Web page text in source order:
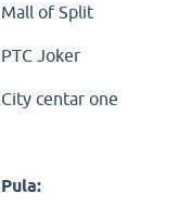
Mall of Split
PTC Joker
City centar one
Pula: